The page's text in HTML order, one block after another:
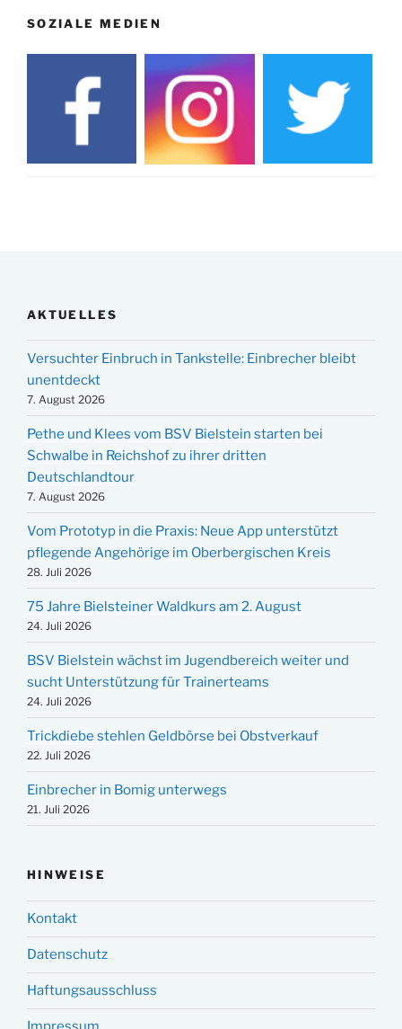
SOZIALE MEDIEN
AKTUELLES
Versuchter Einbruch in Tankstelle: Einbrecher bleibt
unentdeckt
7. August 2026
Pethe und Klees vom BSV Bielstein starten bei
Schwalbe in Reichshof zu ihrer dritten
Deutschlandtour
7. August 2026
Vom Prototyp in die Praxis: Neue App unterstützt
pflegende Angehörige im Oberbergischen Kreis
28. Juli 2026
75 Jahre Bielsteiner Waldkurs am 2. August
24. Juli 2026
BSV Bielstein wächst im Jugendbereich weiter und
sucht Unterstützung für Trainerteams
24. Juli 2026
Trickdiebe stehlen Geldbörse bei Obstverkauf
22. Juli 2026
Einbrecher in Bomig unterwegs
21. Juli 2026
HINWEISE
Kontakt
Datenschutz
Haftungsausschluss